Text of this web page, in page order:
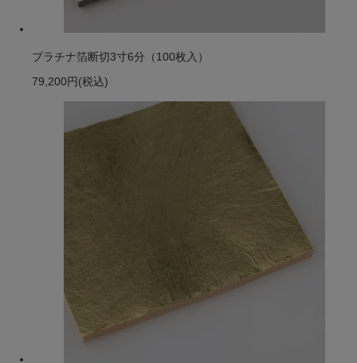
プラチナ箔断切3寸6分（100枚入）
79,200円 (税込)